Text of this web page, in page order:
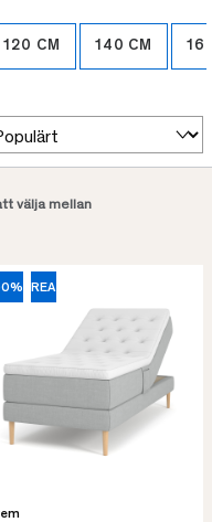
120 CM 140 CM
välja mellan
REA